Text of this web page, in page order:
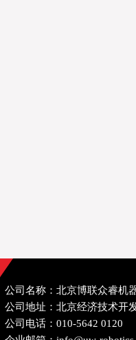
公司名称：北京博联众睿机
公司地址：北京经济技术开
公司电话：010-5642 0120